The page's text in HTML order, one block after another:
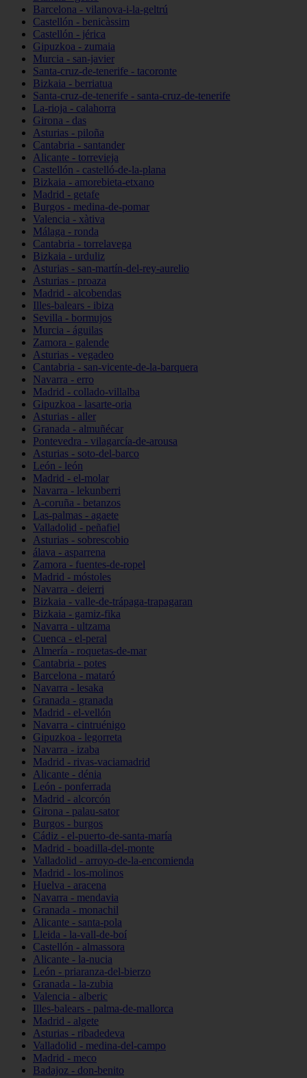
Barcelona - vilanova-i-la-geltrú
Castellón - benicàssim
Castellón - jérica
Gipuzkoa - zumaia
Murcia - san-javier
Santa-cruz-de-tenerife - tacoronte
Bizkaia - berriatua
Santa-cruz-de-tenerife - santa-cruz-de-tenerife
La-rioja - calahorra
Girona - das
Asturias - piloña
Cantabria - santander
Alicante - torrevieja
Castellón - castelló-de-la-plana
Bizkaia - amorebieta-etxano
Madrid - getafe
Burgos - medina-de-pomar
Valencia - xàtiva
Málaga - ronda
Cantabria - torrelavega
Bizkaia - urduliz
Asturias - san-martín-del-rey-aurelio
Asturias - proaza
Madrid - alcobendas
Illes-balears - ibiza
Sevilla - bormujos
Murcia - águilas
Zamora - galende
Asturias - vegadeo
Cantabria - san-vicente-de-la-barquera
Navarra - erro
Madrid - collado-villalba
Gipuzkoa - lasarte-oria
Asturias - aller
Granada - almuñécar
Pontevedra - vilagarcía-de-arousa
Asturias - soto-del-barco
León - león
Madrid - el-molar
Navarra - lekunberri
A-coruña - betanzos
Las-palmas - agaete
Valladolid - peñafiel
Asturias - sobrescobio
álava - asparrena
Zamora - fuentes-de-ropel
Madrid - móstoles
Navarra - deierri
Bizkaia - valle-de-trápaga-trapagaran
Bizkaia - gamiz-fika
Navarra - ultzama
Cuenca - el-peral
Almería - roquetas-de-mar
Cantabria - potes
Barcelona - mataró
Navarra - lesaka
Granada - granada
Madrid - el-vellón
Navarra - cintruénigo
Gipuzkoa - legorreta
Navarra - izaba
Madrid - rivas-vaciamadrid
Alicante - dénia
León - ponferrada
Madrid - alcorcón
Girona - palau-sator
Burgos - burgos
Cádiz - el-puerto-de-santa-maría
Madrid - boadilla-del-monte
Valladolid - arroyo-de-la-encomienda
Madrid - los-molinos
Huelva - aracena
Navarra - mendavia
Granada - monachil
Alicante - santa-pola
Lleida - la-vall-de-boí
Castellón - almassora
Alicante - la-nucia
León - priaranza-del-bierzo
Granada - la-zubia
Valencia - alberic
Illes-balears - palma-de-mallorca
Madrid - algete
Asturias - ribadedeva
Valladolid - medina-del-campo
Madrid - meco
Badajoz - don-benito